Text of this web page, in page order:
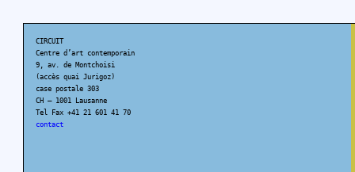
CIRCUIT
Centre d’art contemporain
9, av. de Montchoisi
(accès quai Jurigoz)
case postale 303
CH – 1001 Lausanne
Tel Fax +41 21 601 41 70
contact